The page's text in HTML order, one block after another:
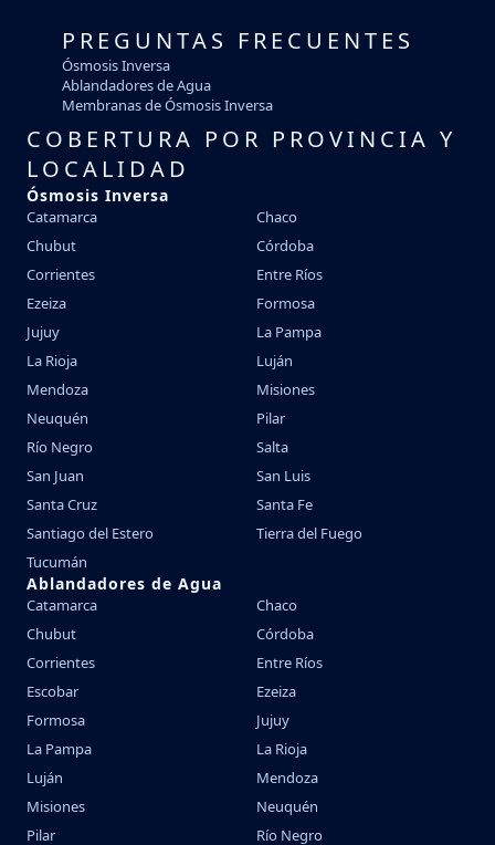
PREGUNTAS FRECUENTES
Ósmosis Inversa
Ablandadores de Agua
Membranas de Ósmosis Inversa
COBERTURA POR PROVINCIA Y
LOCALIDAD
Ósmosis Inversa
Catamarca
Chaco
Chubut
Córdoba
Corrientes
Entre Ríos
Ezeiza
Formosa
Jujuy
La Pampa
La Rioja
Luján
Mendoza
Misiones
Neuquén
Pilar
Río Negro
Salta
San Juan
San Luis
Santa Cruz
Santa Fe
Santiago del Estero
Tierra del Fuego
Tucumán
Ablandadores de Agua
Catamarca
Chaco
Chubut
Córdoba
Corrientes
Entre Ríos
Escobar
Ezeiza
Formosa
Jujuy
La Pampa
La Rioja
Luján
Mendoza
Misiones
Neuquén
Pilar
Río Negro